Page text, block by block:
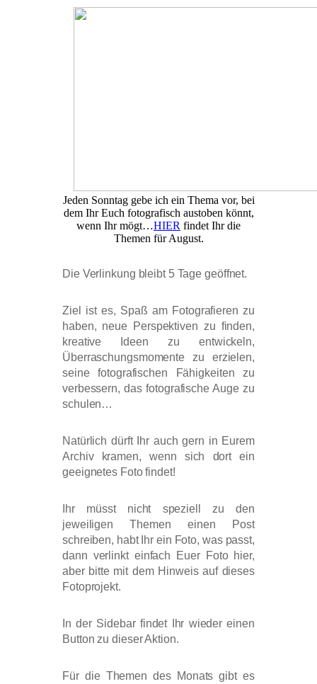
Jeden Sonntag gebe ich ein Thema vor, bei
dem Ihr Euch fotografisch austoben könnt,
wenn Ihr mögt…HIER findet Ihr die
Themen für August.
Die Verlinkung bleibt 5 Tage geöffnet.
Ziel ist es, Spaß am Fotografieren zu
haben, neue Perspektiven zu finden,
kreative Ideen zu entwickeln,
Überraschungsmomente zu erzielen,
seine fotografischen Fähigkeiten zu
verbessern, das fotografische Auge zu
schulen…
Natürlich dürft Ihr auch gern in Eurem
Archiv kramen, wenn sich dort ein
geeignetes Foto findet!
Ihr müsst nicht speziell zu den
jeweiligen Themen einen Post
schreiben, habt Ihr ein Foto, was passt,
dann verlinkt einfach Euer Foto hier,
aber bitte mit dem Hinweis auf dieses
Fotoprojekt.
In der Sidebar findet Ihr wieder einen
Button zu dieser Aktion.
Für die Themen des Monats gibt es